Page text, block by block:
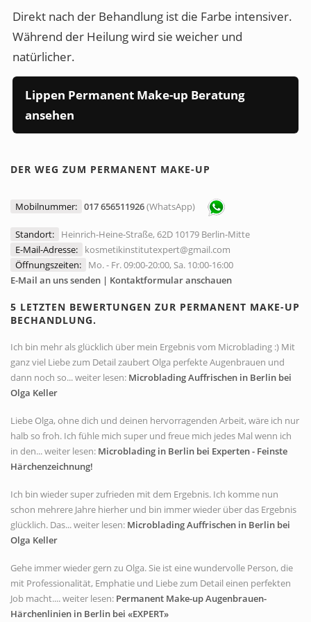
Direkt nach der Behandlung ist die Farbe intensiver.
Während der Heilung wird sie weicher und
natürlicher.
Lippen Permanent Make-up Beratung
ansehen
DER WEG ZUM PERMANENT MAKE-UP
Mobilnummer: 017 656511926(WhatsApp)
Standort:
Heinrich-Heine-Straße, 62D 10179 Berlin-Mitte
E-Mail-Adresse:
kosmetikinstitutexpert@gmail.com
Öffnungszeiten:
Mo. - Fr. 09:00-20:00, Sa. 10:00-16:00
E-Mail an uns senden | Kontaktformular anschauen
5 LETZTEN BEWERTUNGEN ZUR PERMANENT MAKE-UP
BECHANDLUNG.
Ich bin mehr als glücklich über mein Ergebnis vom Microblading :) Mit
ganz viel Liebe zum Detail zaubert Olga perfekte Augenbrauen und
dann noch so... weiter lesen: Microblading Auffrischen in Berlin bei
Olga Keller
Liebe Olga, ohne dich und deinen hervorragenden Arbeit, wäre ich nur
halb so froh. Ich fühle mich super und freue mich jedes Mal wenn ich
in den... weiter lesen: Microblading in Berlin bei Experten - Feinste
Härchenzeichnung!
Ich bin wieder super zufrieden mit dem Ergebnis. Ich komme nun
schon mehrere Jahre hierher und bin immer wieder über das Ergebnis
glücklich. Das... weiter lesen: Microblading Auffrischen in Berlin bei
Olga Keller
Gehe immer wieder gern zu Olga. Sie ist eine wundervolle Person, die
mit Professionalität, Emphatie und Liebe zum Detail einen perfekten
Job macht.... weiter lesen: Permanent Make-up Augenbrauen-
Härchenlinien in Berlin bei «EXPERT»